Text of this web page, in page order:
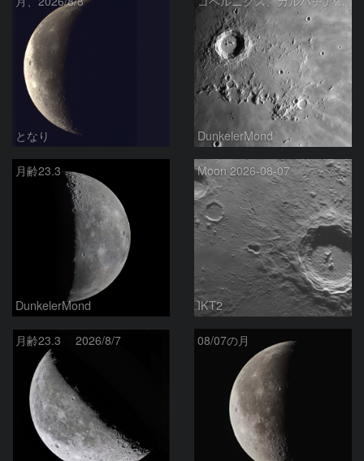
となり DunkelerMond
月齢23.3
DunkelerMond
Moon 2026-08-07
IKT2
月齢23.3 2026/8/7 08/07の月